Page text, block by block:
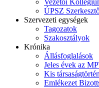
Vezetői
ÚPSZ
Szervezeti egységek
Tagozatok
Szakosztályok
Krónika
Állásfoglalások
Jeles évek az
Kis
Emlékezet